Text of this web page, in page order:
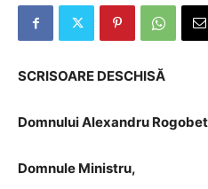
SCRISOARE DESCHISĂ
Domnului Alexandru
Domnule Ministru,